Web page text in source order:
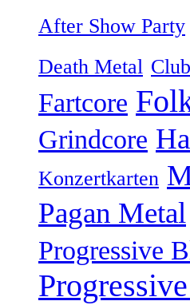
After Show Party
Death Metal
Fartcore
Grindcore
Konzertkarten
Pagan Metal
Progressive